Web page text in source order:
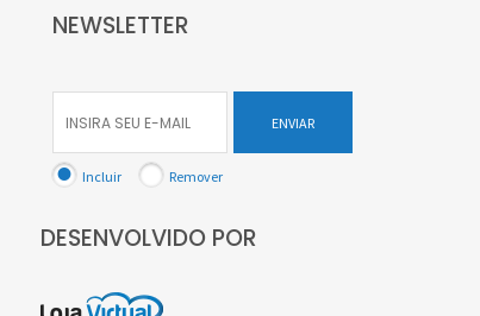
NEWSLETTER
ENVIAR
Incluir Remover
DESENVOLVIDO POR